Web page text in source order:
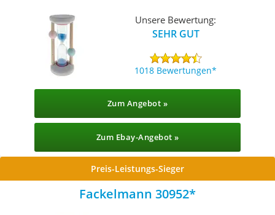
Unsere Bewertung:
SEHR GUT
1018 Bewertungen
Zum Angebot »
Zum Ebay-Angebot »
Preis-Leistungs-Sieger
Fackelmann 30952